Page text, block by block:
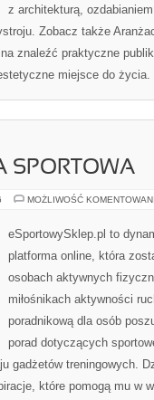
z architekturą,
Zobacz także
znaleźć praktyczne
miejsce do
SPORTOWA
MOŻLIWOŚĆ
eSportowySklep.pl to
platforma online, która
osobach aktywnych
miłośnikach aktywności
poradnikową dla osób
porad dotyczących
gadżetów treningowych.
które pomogą mu w